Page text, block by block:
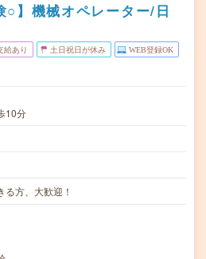
○】機械オペレーター/日
給あり 土日祝日が休み WEB登録OK
10分
方、大歓迎！